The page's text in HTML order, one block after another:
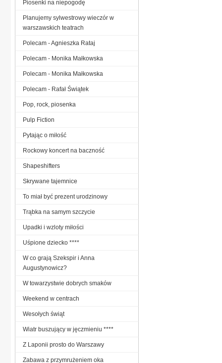
Piosenki na niepogodę
Planujemy sylwestrowy wieczór w
warszawskich teatrach
Polecam - Agnieszka Rataj
Polecam - Monika Małkowska
Polecam - Monika Małkowska
Polecam - Rafał Świątek
Pop, rock, piosenka
Pulp Fiction
Pytając o miłość
Rockowy koncert na baczność
Shapeshifters
Skrywane tajemnice
To miał być prezent urodzinowy
Trąbka na samym szczycie
Upadki i wzloty miłości
Uśpione dziecko ****
W co grają Szekspir i Anna
Augustynowicz?
W towarzystwie dobrych smaków
Weekend w centrach
Wesołych świąt
Wiatr buszujący w jęczmieniu ****
Z Laponii prosto do Warszawy
Zabawa z przymrużeniem oka